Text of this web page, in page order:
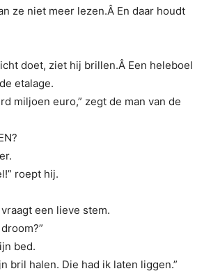
ze niet meer lezen.Â En daar houdt
doet, ziet hij brillen.Â Een heleboel
etalage.
miljoen euro,” zegt de man van de
roept hij.
vraagt een lieve stem.
bed.
bril halen. Die had ik laten liggen.”